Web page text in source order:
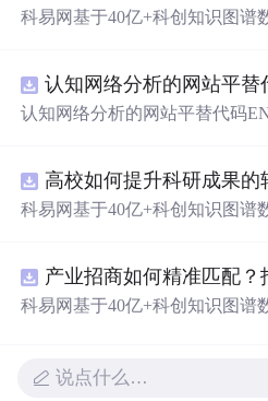
科易网基于40亿+科创知识图谱
新领域的AI+数智化解决方案，
智能化发展。
认知网络分析的网站平替代码
高校如何提升科研成果的
科易网基于40亿+科创知识图谱
新领域的AI+数智化解决方案，
智能化发展。
科易网基于40亿+科创知识图谱
新领域的AI+数智化解决方案
说点什么…